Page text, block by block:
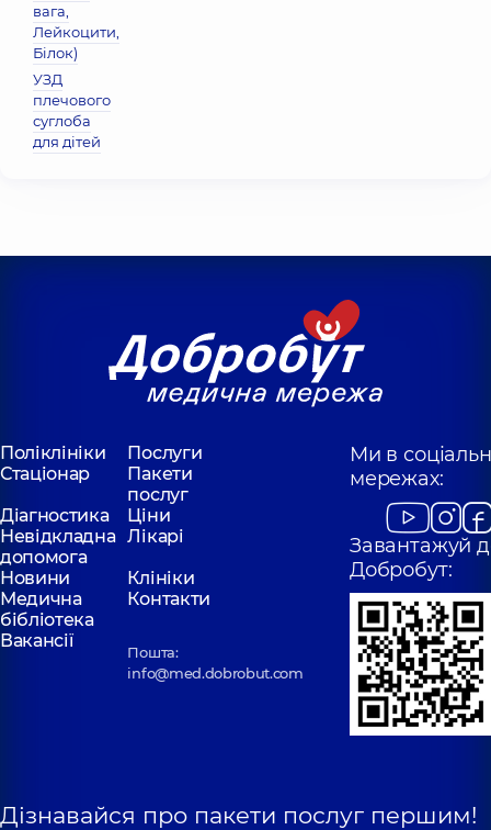
вага,
Лейкоцити,
Бiлок)
УЗД
плечового
суглоба
для дітей
Поліклініки
Послуги
Стаціонар
Пакети
послуг
Діагностика
Ціни
Невідкладна
допомога
Лікарі
Новини
Клініки
Медична
бібліотека
Контакти
Вакансії
Пошта:
info@med.dobrobut.com
Ми в
мережах:
Завантажуй
Добробут:
Дізнавайся про пакети послуг першим!